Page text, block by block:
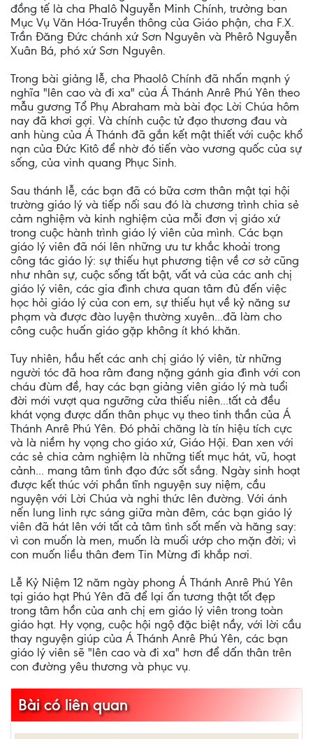
đồng tế là cha Phalô Nguyễn Minh Chính, trưởng ban
Mục Vụ Văn Hóa-Truyền thông của Giáo phận, cha F.X.
Trần Đăng Đức chánh xứ Sơn Nguyên và Phêrô Nguyễn
Xuân Bá, phó xứ Sơn Nguyên.
Trong bài giảng lễ, cha Phaolô Chính đã nhấn mạnh ý
nghĩa "lên cao và đi xa" của Á Thánh Anrê Phú Yên theo
mẫu gương Tổ Phụ Abraham mà bài đọc Lời Chúa hôm
nay đã khơi gợi. Và chính cuộc tử đạo thương đau và
anh hùng của Á Thánh đã gắn kết mật thiết với cuộc khổ
nạn của Đức Kitô để nhờ đó tiến vào vương quốc của sự
sống, của vinh quang Phục Sinh.
Sau thánh lễ, các bạn đã có bữa cơm thân mật tại hội
trường giáo lý và tiếp nối sau đó là chương trình chia sẻ
cảm nghiệm và kinh nghiệm của mỗi đơn vị giáo xứ
trong cuộc hành trình giáo lý viên của mình. Các bạn
giáo lý viên đã nói lên những ưu tư khắc khoải trong
công tác giáo lý: sự thiếu hụt phương tiện về cơ sở cũng
như nhân sự, cuộc sống tất bật, vất vả của các anh chị
giáo lý viên, các gia đình chưa quan tâm đủ đến việc
học hỏi giáo lý của con em, sự thiếu hụt về kỷ năng sư
phạm và được đào luyện thường xuyên...đã làm cho
công cuộc huấn giáo gặp không ít khó khăn.
Tuy nhiên, hầu hết các anh chị giáo lý viên, từ những
người tóc đã hoa râm đang nặng gánh gia đình với con
cháu đùm đề, hay các bạn giảng viên giáo lý mà tuổi
đời mới vượt qua ngưỡng cửa thiếu niên...tất cả đều
khát vọng được dấn thân phục vụ theo tinh thần của Á
Thánh Anrê Phú Yên. Đó phải chăng là tín hiệu tích cực
và là niềm hy vọng cho giáo xứ, Giáo Hội. Đan xen với
các sẻ chia cảm nghiệm là những tiết mục hát, vũ, hoạt
cảnh... mang tâm tình đạo đức sốt sắng. Ngày sinh hoạt
được kết thúc với phần tĩnh nguyện suy niệm, cầu
nguyện với Lời Chúa và nghi thức lên đường. Với ánh
nến lung linh rực sáng giữa màn đêm, các bạn giáo lý
viên đã hát lên với tất cả tâm tình sốt mến và hăng say:
vì con muốn là men, muốn là muối ướp cho mặn đời; vì
con muốn liều thân đem Tin Mừng đi khắp nơi.
Lễ Kỷ Niệm 12 năm ngày phong Á Thánh Anrê Phú Yên
tại giáo hạt Phú Yên đã để lại ấn tương thật tốt đẹp
trong tâm hồn của anh chị em giáo lý viên trong toàn
giáo hạt. Hy vọng, cuộc hội ngộ đặc biệt nầy, với lời cầu
thay nguyện giúp của Á Thánh Anrê Phú Yên, các bạn
giáo lý viên sẽ "lên cao và đi xa" hơn để dấn thân trên
con đường yêu thương và phục vụ.
Bài có liên quan